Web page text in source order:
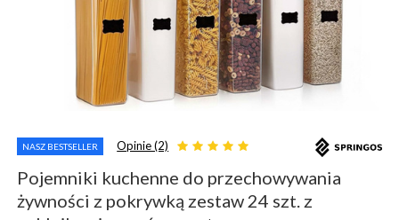
NASZ BESTSELLER Opinie (2)
Pojemniki kuchenne do przechowywania
żywności z pokrywką zestaw 24 szt. z